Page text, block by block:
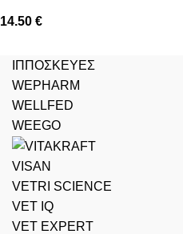
14.50 €
ΙΠΠΟΣΚΕΥΕΣ
WEPHARM
WELLFED
WEEGO
VISAN
VETRI SCIENCE
VET IQ
VET EXPERT